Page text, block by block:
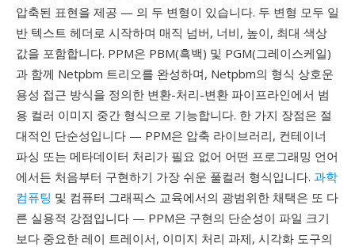
압축된 표현을 제공 — 의 두 변형이 있습니다. 두 변형 모두 일
반 텍스트 헤더로 시작하며 매직 넘버, 너비, 높이, 최대 색상
값을 포함합니다. PPM은 PBM(흑백) 및 PGM(그레이스케일)
과 함께 Netpbm 트리오를 완성하며, Netpbm의 형식 상호운
용성 접근 방식을 정의한 변환-처리-변환 파이프라인에서 범
용 컬러 이미지 중간 형식으로 기능합니다. 한 가지 장점은 절
대적인 단순성입니다 — PPM은 압축 라이브러리, 컨테이너
파싱 또는 메타데이터 처리가 필요 없어 어떤 프로그래밍 언어
에서든 처음부터 구현하기 가장 쉬운 풀컬러 형식입니다. 과학
컴퓨팅 및 컴퓨터 그래픽스 교육에서의 광범위한 채택은 또 다
른 실용적 강점입니다 — PPM은 구현의 단순성이 파일 크기
보다 중요한 레이 트레이서, 이미지 처리 과제, 시각화 도구의